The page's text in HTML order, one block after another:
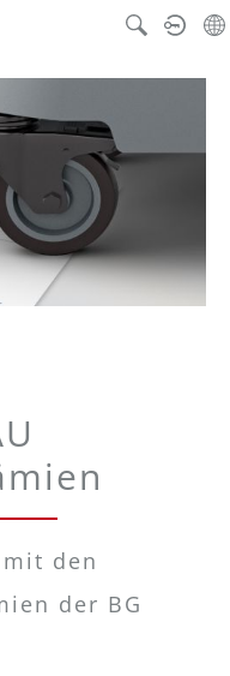
den
der BG